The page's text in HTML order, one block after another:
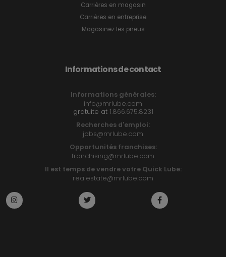
Carrières en magasin
Carrières en entreprise
Magasinez les pneus
Informations de contact
Informations générales:
info@mrlube.com
gratuite at 1.866.675.8231
Recherches d'emploi:
jobs@mrlube.com
Opportunités franchises:
franchising@mrlube.com
Il est temps de vendre votre Quick Lube:
realestate@mrlube.com